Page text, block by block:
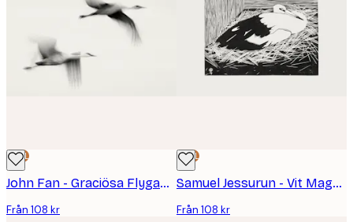
DEAL
John Fan - Graciösa Flygande Fåglar Poster
Från 108 kr
DEAL
Samuel Jessurun - Vit Maguar Stork Poster
Från 108 kr